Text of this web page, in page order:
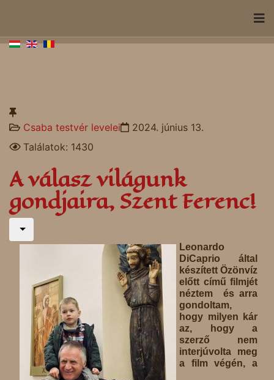
Csaba testvér levelei
2024. június 13.
Találatok: 1430
A válasz világunk
gondjaira, Szent Ferenc!
Leonardo
DiCaprio által
készített Özönvíz
előtt című filmjét
néztem és arra
gondoltam,
hogy milyen kár
az, hogy a
szerző nem
interjúvolta meg
a film végén, a